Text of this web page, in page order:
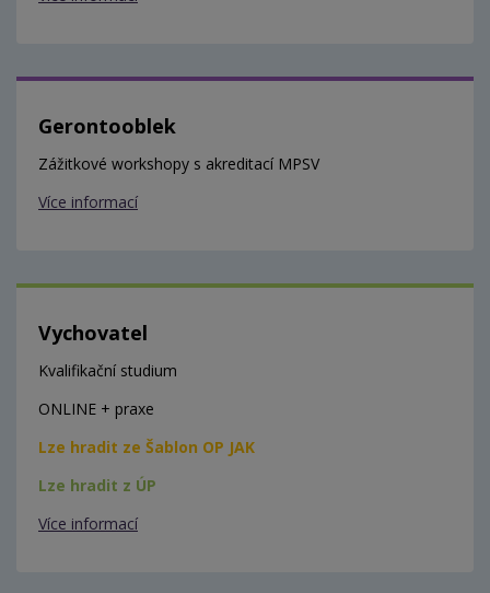
Gerontooblek
Zážitkové workshopy s akreditací MPSV
Více informací
Vychovatel
Kvalifikační studium
ONLINE + praxe
Lze hradit ze Šablon OP JAK
Lze hradit z ÚP
Více informací